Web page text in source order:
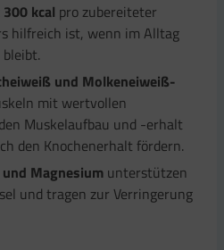
300 kcal pro zubereiteter
hilfreich ist, wenn im Alltag
und Molkeneiweiß-
mit wertvollen
Muskelaufbau und -erhalt
den Knochenerhalt fördern.
Magnesium unterstützen
und tragen zur Verringerung